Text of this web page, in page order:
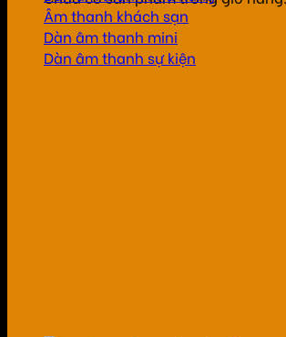
Âm thanh khách sạn
Dàn âm thanh mini
Dàn âm thanh sự kiện